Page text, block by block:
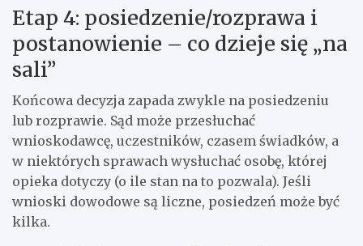
Etap 4: posiedzenie/rozprawa i
postanowienie – co dzieje się „na
sali”
Końcowa decyzja zapada zwykle na posiedzeniu
lub rozprawie. Sąd może przesłuchać
wnioskodawcę, uczestników, czasem świadków, a
w niektórych sprawach wysłuchać osobę, której
opieka dotyczy (o ile stan na to pozwala). Jeśli
wnioski dowodowe są liczne, posiedzeń może być
kilka.